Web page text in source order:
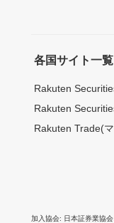
各国サイト一
Rakuten
Rakuten
Rakuten Trade(
加入協会 日本証券業協会